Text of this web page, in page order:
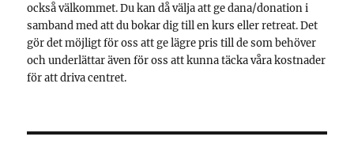
också välkommet. Du kan då välja att ge dana/donation i
samband med att du bokar dig till en kurs eller retreat. Det
gör det möjligt för oss att ge lägre pris till de som behöver
och underlättar även för oss att kunna täcka våra kostnader
för att driva centret.